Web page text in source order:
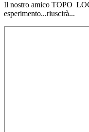
Il nostro amico TOPO
esperimento...riuscirà...